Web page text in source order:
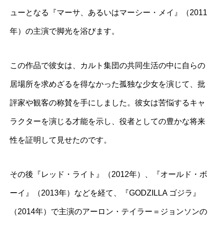
ューとなる『マーサ、あるいはマーシー・メイ』（2011
年）の主演で脚光を浴びます。
この作品で彼女は、カルト集団の共同生活の中に自らの
居場所を求めざるを得なかった孤独な少女を演じて、批
評家や観客の称賛を手にしました。彼女は苦悩するキャ
ラクターを演じる才能を示し、役者としての豊かな将来
性を証明して見せたのです。
その後『レッド・ライト』（2012年）、『オールド・ボ
ーイ』（2013年）などを経て、『GODZILLA ゴジラ』
（2014年）で主演のアーロン・テイラー＝ジョンソンの